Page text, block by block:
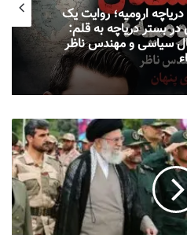
پشت پرده خشک شدن دریاچه ارومیه؛ روایت یک
مهندس ناظر از پروژه‌ای در بستر دریاچه به قلم:
سیاسی و مهندس ناظر